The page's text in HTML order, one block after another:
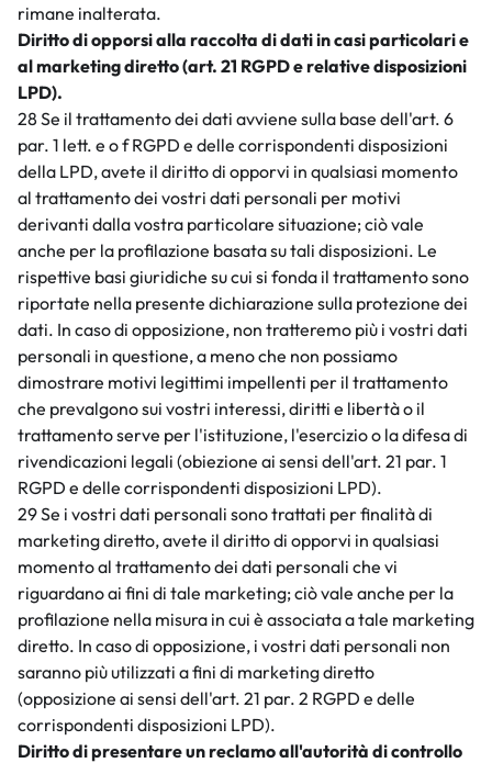
rimane inalterata.
Diritto di opporsi alla raccolta di dati in casi particolari e
al marketing diretto (art. 21 RGPD e relative disposizioni
LPD).
28 Se il trattamento dei dati avviene sulla base dell'art. 6
par. 1 lett. e o f RGPD e delle corrispondenti disposizioni
della LPD, avete il diritto di opporvi in qualsiasi momento
al trattamento dei vostri dati personali per motivi
derivanti dalla vostra particolare situazione; ciò vale
anche per la profilazione basata su tali disposizioni. Le
rispettive basi giuridiche su cui si fonda il trattamento sono
riportate nella presente dichiarazione sulla protezione dei
dati. In caso di opposizione, non tratteremo più i vostri dati
personali in questione, a meno che non possiamo
dimostrare motivi legittimi impellenti per il trattamento
che prevalgono sui vostri interessi, diritti e libertà o il
trattamento serve per l'istituzione, l'esercizio o la difesa di
rivendicazioni legali (obiezione ai sensi dell'art. 21 par. 1
RGPD e delle corrispondenti disposizioni LPD).
29 Se i vostri dati personali sono trattati per finalità di
marketing diretto, avete il diritto di opporvi in qualsiasi
momento al trattamento dei dati personali che vi
riguardano ai fini di tale marketing; ciò vale anche per la
profilazione nella misura in cui è associata a tale marketing
diretto. In caso di opposizione, i vostri dati personali non
saranno più utilizzati a fini di marketing diretto
(opposizione ai sensi dell'art. 21 par. 2 RGPD e delle
corrispondenti disposizioni LPD).
Diritto di presentare un reclamo all'autorità di controllo